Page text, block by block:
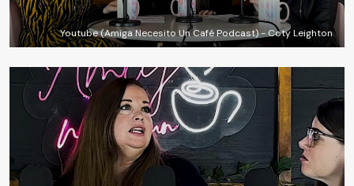
Youtube (Amiga Necesito Un Café Podcast) - Coty Leighton